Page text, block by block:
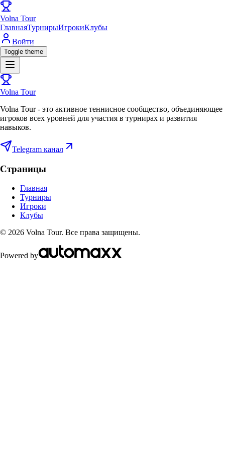
Volna Tour
ГлавнаяТурнирыИгрокиКлубы
Войти
Toggle theme
Volna Tour
Volna Tour - это активное теннисное сообщество, объединяющее
игроков всех уровней для участия в турнирах и развития
навыков.
Telegram канал
Страницы
Главная
Турниры
Игроки
Клубы
© 2026 Volna Tour. Все права защищены.
Powered by